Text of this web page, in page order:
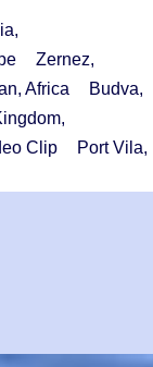
Zernez,
Africa
Budva,
Clip
Port Vila,